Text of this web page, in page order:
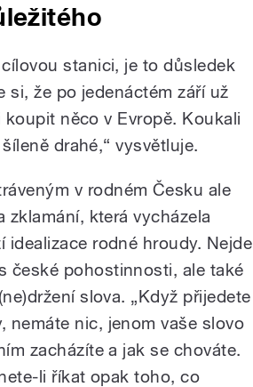
stanici, je to důsledek
si, že po jedenáctém září už
něco v Evropě. Koukali
drahé,“ vysvětluje.
v rodném Česku ale
zklamání, která vycházela
idealizace rodné hroudy. Nejde
české pohostinnosti, ale také
slova. „Když přijedete
nemáte nic, jenom vaše slovo
zacházíte a jak se chováte.
li říkat opak toho, co